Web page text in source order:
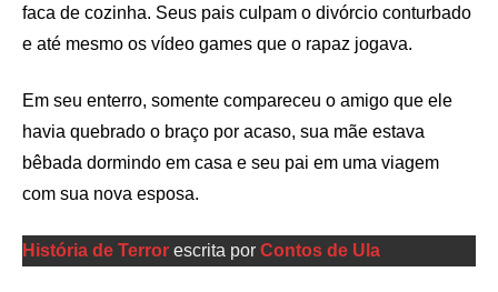
faca de cozinha. Seus pais culpam o divórcio conturbado
e até mesmo os vídeo games que o rapaz jogava.
Em seu enterro, somente compareceu o amigo que ele
havia quebrado o braço por acaso, sua mãe estava
bêbada dormindo em casa e seu pai em uma viagem
com sua nova esposa.
História de Terror escrita por Contos de Ula